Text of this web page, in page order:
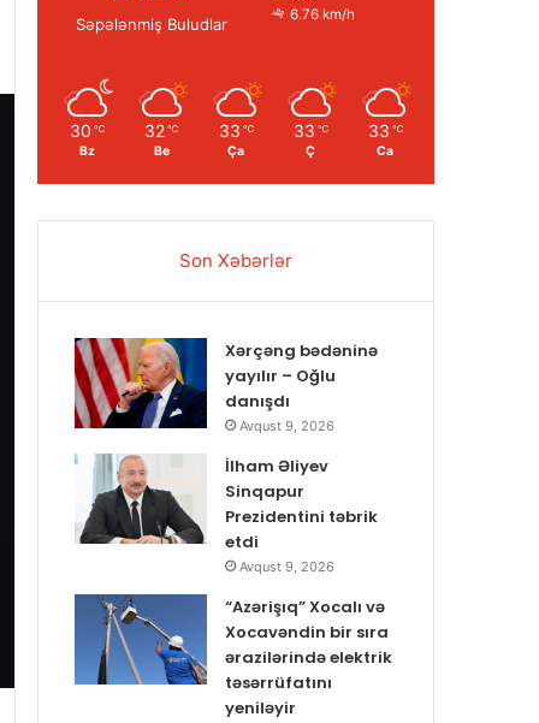
Səpələnmiş Buludlar
6.76 km/h
30 ℃
Bz
32 ℃
Be
33 ℃
Ça
33 ℃
Ç
33 ℃
Ca
Son Xəbərlər
Xərçəng bədəninə
yayılır – Oğlu
danışdı
Avqust 9, 2026
İlham Əliyev
Sinqapur
Prezidentini təbrik
etdi
Avqust 9, 2026
“Azərişıq” Xocalı və
Xocavəndin bir sıra
ərazilərində elektrik
təsərrüfatını
yeniləyir